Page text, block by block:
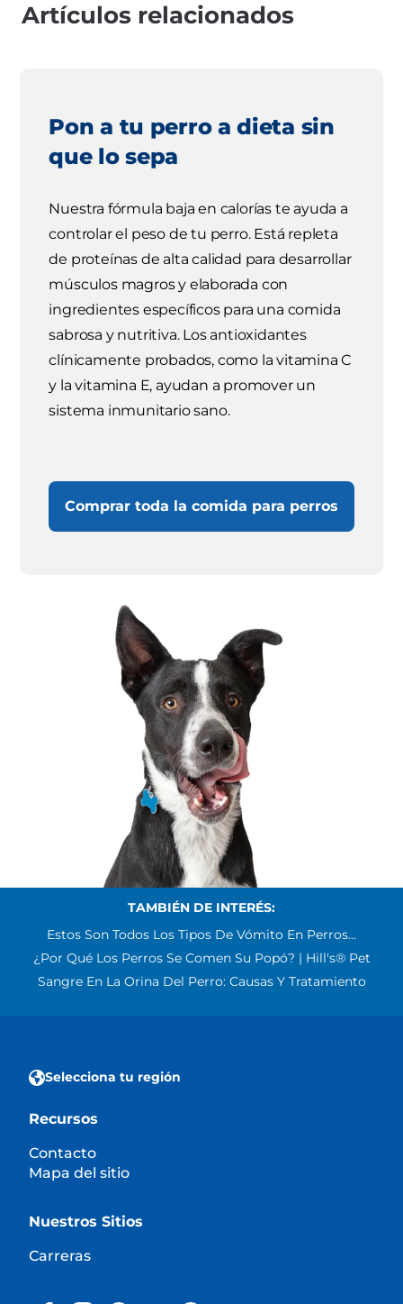
Artículos relacionados
Pon a tu perro a dieta sin
que lo sepa
Nuestra fórmula baja en calorías te ayuda a
controlar el peso de tu perro. Está repleta
de proteínas de alta calidad para desarrollar
músculos magros y elaborada con
ingredientes específicos para una comida
sabrosa y nutritiva. Los antioxidantes
clínicamente probados, como la vitamina C
y la vitamina E, ayudan a promover un
sistema inmunitario sano.
Comprar toda la comida para perros
TAMBIÉN DE INTERÉS:
Estos Son Todos Los Tipos De Vómito En Perros...
¿Por Qué Los Perros Se Comen Su Popó? | Hill's® Pet
Sangre En La Orina Del Perro: Causas Y Tratamiento
Selecciona tu región
Recursos
Contacto
Mapa del sitio
Nuestros Sitios
Carreras